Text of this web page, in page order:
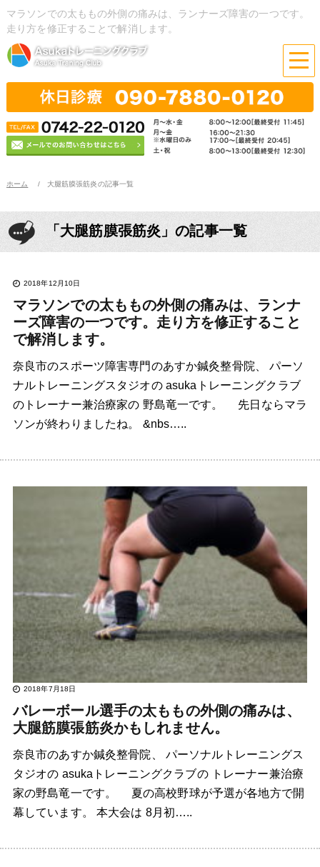
マラソンでの太ももの外側の痛みは、ランナーズ障害の一つです。
走り方を修正することで解消します。
ホーム 大腿筋膜張筋炎の記事一覧
「大腿筋膜張筋炎」の記事一覧
2018年12月10日
マラソンでの太ももの外側の痛みは、ランナ
ーズ障害の一つです。走り方を修正すること
で解消します。
奈良市のスポーツ障害専門のあすか鍼灸整骨院、 パーソ
ナルトレーニングスタジオの asukaトレーニングクラブ
のトレーナー兼治療家の 野島竜一です。 先日ならマラ
ソンが終わりましたね。 &nbs…..
2018年7月18日
バレーボール選手の太ももの外側の痛みは、
大腿筋膜張筋炎かもしれません。
奈良市のあすか鍼灸整骨院、 パーソナルトレーニングス
タジオの asukaトレーニングクラブの トレーナー兼治療
家の野島竜一です。 夏の高校野球が予選が各地方で開
幕しています。 本大会は 8月初…..